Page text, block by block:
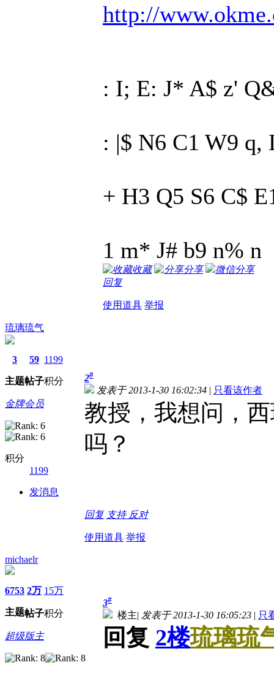
http://
: I; E: J* A$ z'
: |$ N6 C1 W9 q,
+ H3 Q5 S6 C$
1 m* J# b9 n% n
收藏 分享
微信分享
回复
使用道具 举报
琉璃琉气
3
主题
59
帖子
1199
积分
金牌会员
积分
1199
发消息
2#
发表于 2013-1-30 16:02:34 | 只看该作者
教授，我想问，
吗？
回复 支持 反对
使用道具 举报
michaelr
6753
主题
2万
帖子
15万
积分
超级版主
3#
楼主| 发表于 2013-1-30 16:05:23 | 只
回复 2楼琉璃琉